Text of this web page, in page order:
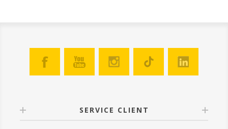
SERVICE CLIENT